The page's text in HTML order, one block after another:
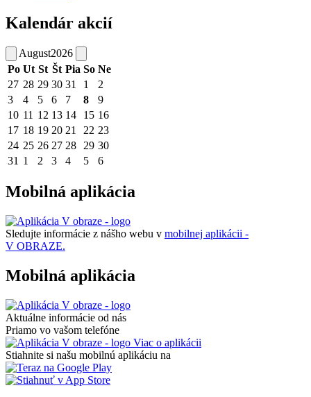
Kalendár akcií
August2026
Po Ut St Št Pia So Ne
27 28 29 30 31 1
2
3
4 5 6 7 8
9
10 11 12 13 14 15 16
17 18 19 20 21 22 23
24 25 26 27 28 29 30
31 1 2 3 4 5 6
Mobilná aplikácia
Sledujte informácie z nášho webu v mobilnej aplikácii -
V OBRAZE.
Mobilná aplikácia
Aktuálne informácie od nás
Priamo vo vašom telefóne
Viac o aplikácii
Stiahnite si našu mobilnú aplikáciu na